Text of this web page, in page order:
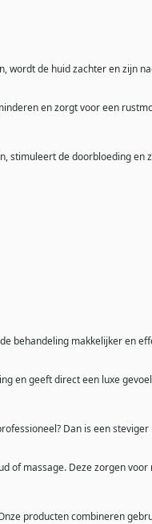
de huid zachter en zijn
en zorgt voor een
stimuleert de doorbloeding
behandeling makkelijker en
en geeft direct een luxe
Dan is een
of massage. Deze zorgen
producten combineren